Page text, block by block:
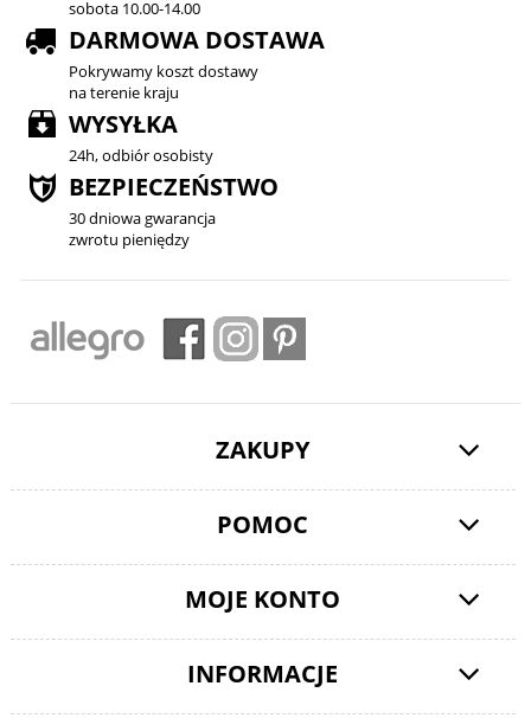
sobota 10.00-14.00
DARMOWA DOSTAWA
Pokrywamy koszt dostawy
na terenie kraju
WYSYŁKA
24h, odbiór osobisty
BEZPIECZEŃSTWO
30 dniowa gwarancja
zwrotu pieniędzy
ZAKUPY
POMOC
MOJE KONTO
INFORMACJE